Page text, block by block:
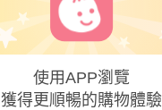
新上市
使用APP瀏覽
獲得更順暢的購物體驗